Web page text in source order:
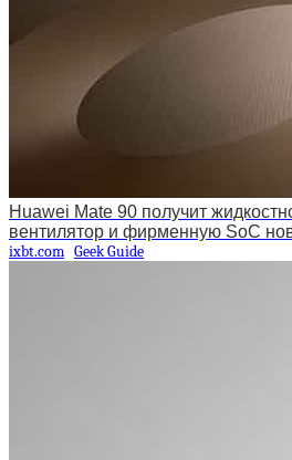
Huawei Mate 90 получит
вентилятор и фирменную SoC
ixbt.com Geek Guide